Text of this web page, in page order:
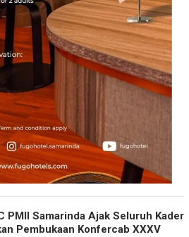
PMII Samarinda Ajak Seluruh Kader
Pembukaan Konfercab XXXV